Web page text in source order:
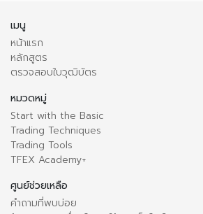
เมนู
หน้าแรก
หลักสูตร
ตรวจสอบใบวุฒิบัตร
หมวดหมู่
Start with the Basic
Trading Techniques
Trading Tools
TFEX Academy+
ศูนย์ช่วยเหลือ
คำถามที่พบบ่อย